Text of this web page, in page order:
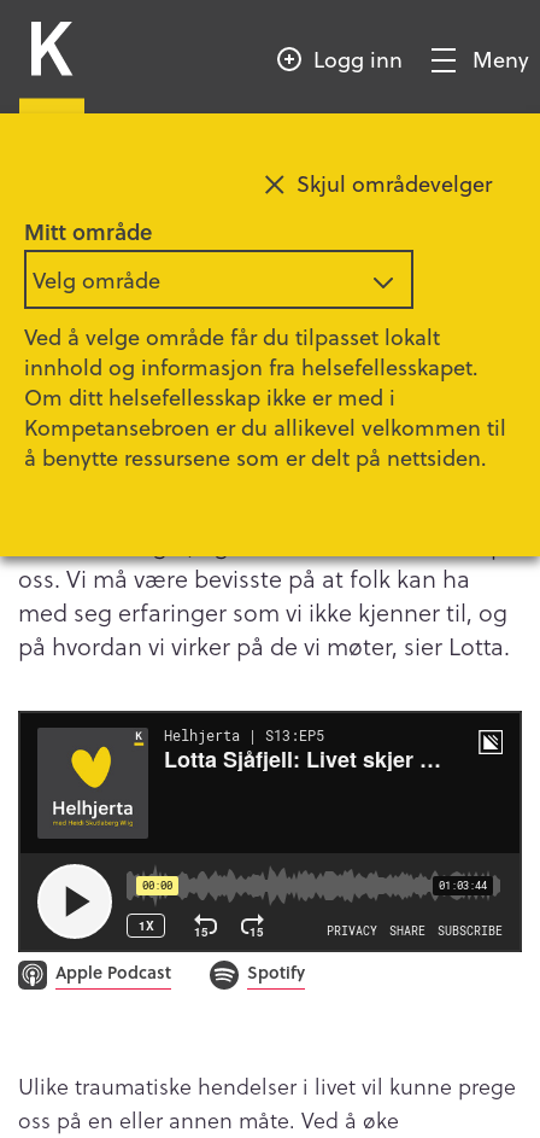
Mitt område
Velg område
Ved å velge område får du tilpasset lokalt
innhold og informasjon fra helsefellesskapet.
Om ditt helsefellesskap ikke er med i
Kompetansebroen er du allikevel velkommen til
å benytte ressursene som er delt på nettsiden.
Skjul områdevelger
HOVEDINNHOLD
KompetansebroenLogg inn
Vis/SkjulMeny
Lotta Sjåfjell: Livet skjer med
oss alle – om traumebevisst
praksis
01:03:44
Lotta er opptatt av at vi trenger et språk som
er mer universelt og folkelig for å kunne
oss. Vi må være bevisste på at folk kan ha
med seg erfaringer som vi ikke kjenner til, og
på hvordan vi virker på de vi møter, sier Lotta.
Apple Podcast Spotify
Ulike traumatiske hendelser i livet vil kunne prege
oss på en eller annen måte. Ved å øke